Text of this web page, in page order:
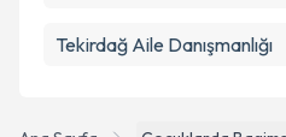
Tekirdağ Aile Danışmanlığı